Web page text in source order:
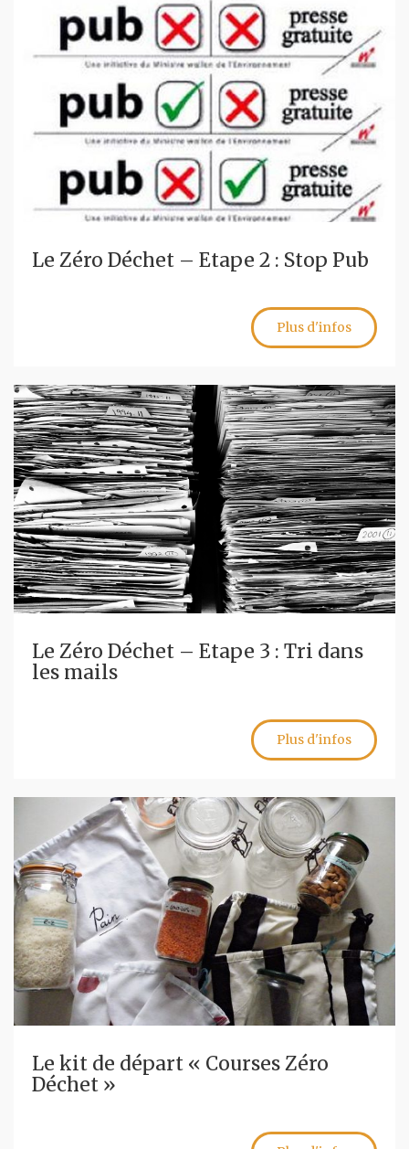
Le Zéro Déchet – Etape 2 : Stop Pub
Plus d'infos
Le Zéro Déchet – Etape 3 : Tri dans
les mails
Plus d'infos
Le kit de départ « Courses Zéro
Déchet »